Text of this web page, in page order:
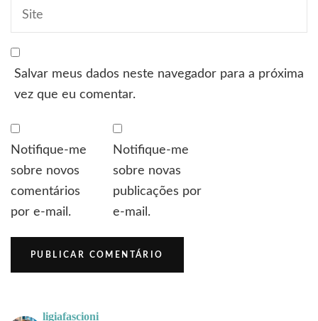
Salvar meus dados neste navegador para a próxima
vez que eu comentar.
Notifique-me
sobre novos
comentários
por e-mail.
Notifique-me
sobre novas
publicações por
e-mail.
ligiafascioni